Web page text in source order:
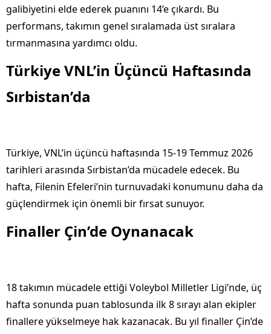
galibiyetini elde ederek puanını 14’e çıkardı. Bu
performans, takımın genel sıralamada üst sıralara
tırmanmasına yardımcı oldu.
Türkiye VNL’in Üçüncü Haftasında
Sırbistan’da
Türkiye, VNL’in üçüncü haftasında 15-19 Temmuz 2026
tarihleri arasında Sırbistan’da mücadele edecek. Bu
hafta, Filenin Efeleri’nin turnuvadaki konumunu daha da
güçlendirmek için önemli bir fırsat sunuyor.
Finaller Çin’de Oynanacak
18 takımın mücadele ettiği Voleybol Milletler Ligi’nde, üç
hafta sonunda puan tablosunda ilk 8 sırayı alan ekipler
finallere yükselmeye hak kazanacak. Bu yıl finaller Çin’de